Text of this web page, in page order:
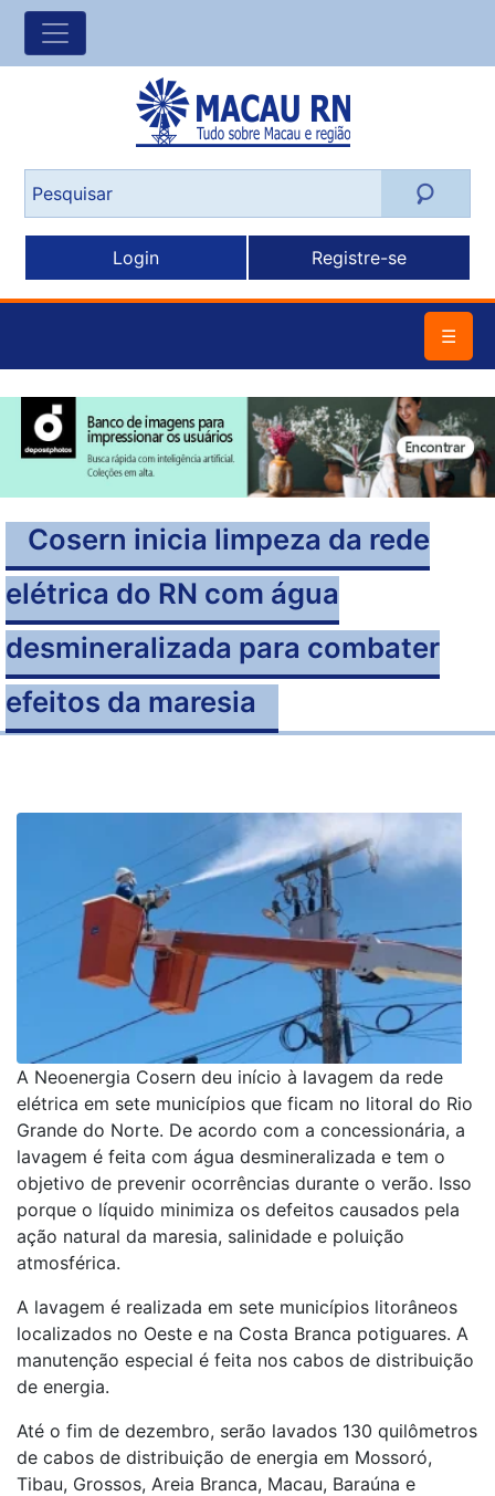
Login Registre-se
☰
Cosern inicia limpeza da rede
elétrica do RN com água
desmineralizada para combater
efeitos da maresia
A Neoenergia Cosern deu início à lavagem da rede
elétrica em sete municípios que ficam no litoral do Rio
Grande do Norte. De acordo com a concessionária, a
lavagem é feita com água desmineralizada e tem o
objetivo de prevenir ocorrências durante o verão. Isso
porque o líquido minimiza os defeitos causados pela
ação natural da maresia, salinidade e poluição
atmosférica.
A lavagem é realizada em sete municípios litorâneos
localizados no Oeste e na Costa Branca potiguares. A
manutenção especial é feita nos cabos de distribuição
de energia.
Até o fim de dezembro, serão lavados 130 quilômetros
de cabos de distribuição de energia em Mossoró,
Tibau, Grossos, Areia Branca, Macau, Baraúna e